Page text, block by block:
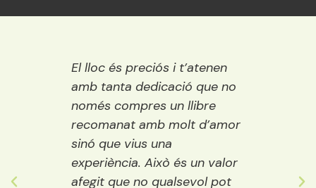
El lloc és preciós i t’atenen
amb tanta dedicació que no
només compres un llibre
recomanat amb molt d’amor
sinó que vius una
experiència. Això és un valor
afegit que no qualsevol pot